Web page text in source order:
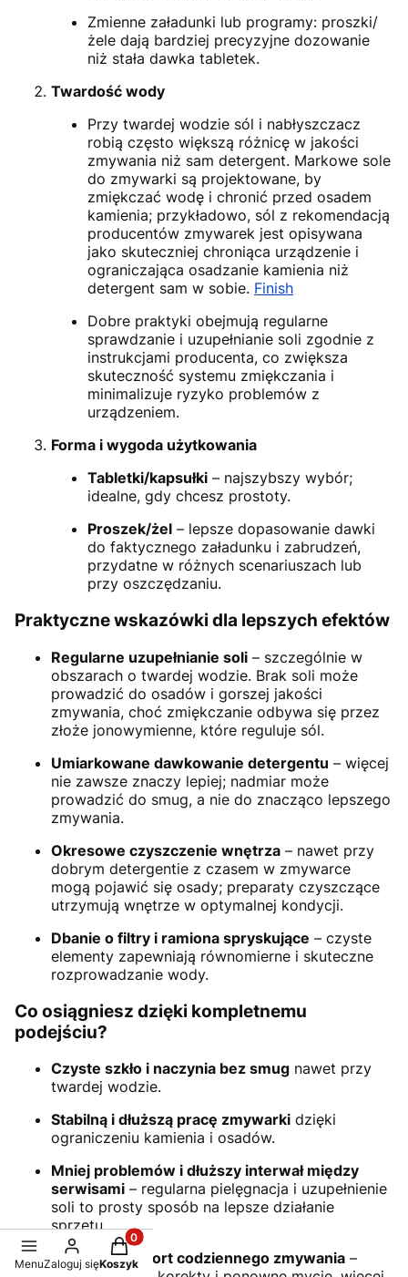
Zmienne załadunki lub programy: proszki/
żele dają bardziej precyzyjne dozowanie
niż stała dawka tabletek.
Twardość wody
Przy twardej wodzie sól i nabłyszczacz
robią często większą różnicę w jakości
zmywania niż sam detergent. Markowe sole
do zmywarki są projektowane, by
zmiękczać wodę i chronić przed osadem
kamienia; przykładowo, sól z rekomendacją
producentów zmywarek jest opisywana
jako skuteczniej chroniąca urządzenie i
ograniczająca osadzanie kamienia niż
detergent sam w sobie. Finish
Dobre praktyki obejmują regularne
sprawdzanie i uzupełnianie soli zgodnie z
instrukcjami producenta, co zwiększa
skuteczność systemu zmiękczania i
minimalizuje ryzyko problemów z
urządzeniem.
Forma i wygoda użytkowania
Tabletki/kapsułki – najszybszy wybór;
idealne, gdy chcesz prostoty.
Proszek/żel – lepsze dopasowanie dawki
do faktycznego załadunku i zabrudzeń,
przydatne w różnych scenariuszach lub
przy oszczędzaniu.
Praktyczne wskazówki dla lepszych efektów
Regularne uzupełnianie soli – szczególnie w
obszarach o twardej wodzie. Brak soli może
prowadzić do osadów i gorszej jakości
zmywania, choć zmiękczanie odbywa się przez
złoże jonowymienne, które reguluje sól.
Umiarkowane dawkowanie detergentu – więcej
nie zawsze znaczy lepiej; nadmiar może
prowadzić do smug, a nie do znacząco lepszego
zmywania.
Okresowe czyszczenie wnętrza – nawet przy
dobrym detergentie z czasem w zmywarce
mogą pojawić się osady; preparaty czyszczące
utrzymują wnętrze w optymalnej kondycji.
Dbanie o filtry i ramiona spryskujące – czyste
elementy zapewniają równomierne i skuteczne
rozprowadzanie wody.
Co osiągniesz dzięki kompletnemu
podejściu?
Czyste szkło i naczynia bez smug nawet przy
twardej wodzie.
Stabilną i dłuższą pracę zmywarki dzięki
ograniczeniu kamienia i osadów.
Mniej problemów i dłuższy interwał między
serwisami – regularna pielęgnacja i uzupełnienie
soli to prosty sposób na lepsze działanie
sprzętu.
Większy komfort codziennego zmywania –
MenuZaloguj się
Produkty w koszyku: 0. Zobacz szczegóły
Koszyk